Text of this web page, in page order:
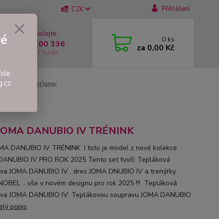
CZK Přihlášení
si rady? Zavolejte.
737 200 336
Pátek: 8 - 17 hodin
0 ks
za 0,00 Kč
IV TRÉNINK
DANUBIO IV TRÉNINK
DANUBIO IV TRÉNINK I toto je model z nové kolekce
IV PRO ROK 2025 Tento set tvoří: Tepláková
JOMA DANUBIO IV , dres JOMA DNUBIO IV a trenýrky
....vše v novém designu pro rok 2025 !!! Tepláková
JOMA DANUBIO IV: Teplákovou soupravu JOMA DANUBIO
popis